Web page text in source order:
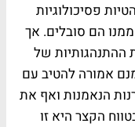
פסיכולוגיות
ממנו הם סובלים. אך
ההתנהגותיות של
אמורה להטיב עם
הנאמנות ואף את
הקצר היא זו